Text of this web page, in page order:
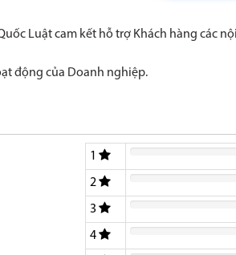
Luật cam kết hỗ trợ Khách hàng các
động của Doanh nghiệp.
1
2
3
4